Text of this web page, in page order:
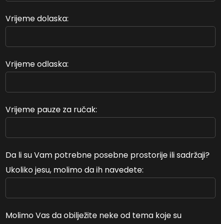
Vrijeme dolaska:
Vrijeme odlaska:
Vrijeme pauze za ručak:
Da li su Vam potrebne posebne prostorije ili sadržaji?
Ukoliko jesu, molimo da ih navedete:
Molimo Vas da obilježite neke od tema koje su